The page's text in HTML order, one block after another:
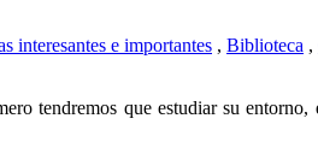
interesantes e importantes , Biblioteca ,
tendremos que estudiar su